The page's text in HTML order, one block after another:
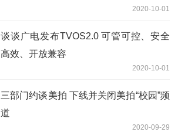
2020-10-01
谈谈广电发布TVOS2.0 可管可控、安全
高效、开放兼容
2020-10-01
三部门约谈美拍 下线并关闭美拍“校园”频
道
2020-09-29